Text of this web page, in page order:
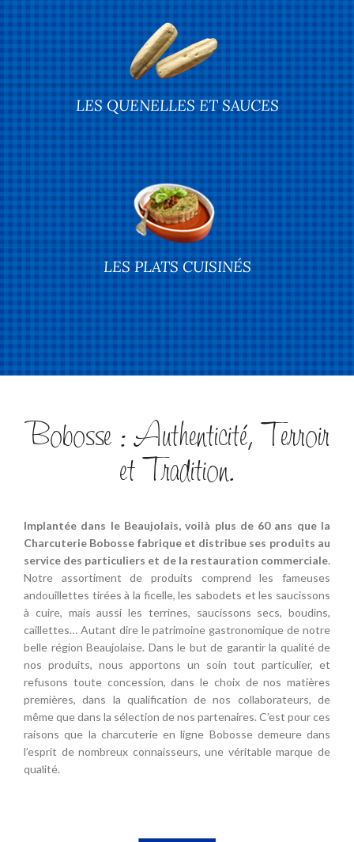
LES QUENELLES ET SAUCES
LES PLATS CUISINÉS
Bobosse : Authenticité, Terroir
et Tradition.
Implantée dans le Beaujolais, voilà plus de 60 ans que la
Charcuterie Bobosse fabrique et distribue ses produits au
service des particuliers et de la restauration commerciale.
Notre assortiment de produits comprend les fameuses
andouillettes tirées à la ficelle, les sabodets et les saucissons
à cuire, mais aussi les terrines, saucissons secs, boudins,
caillettes… Autant dire le patrimoine gastronomique de notre
belle région Beaujolaise. Dans le but de garantir la qualité de
nos produits, nous apportons un soin tout particulier, et
refusons toute concession, dans le choix de nos matières
premières, dans la qualification de nos collaborateurs, de
même que dans la sélection de nos partenaires. C’est pour ces
raisons que la charcuterie en ligne Bobosse demeure dans
l’esprit de nombreux connaisseurs, une véritable marque de
qualité.